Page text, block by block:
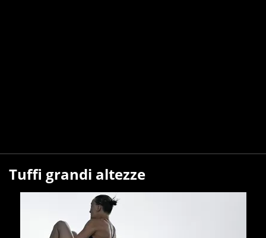
Tuffi grandi altezze